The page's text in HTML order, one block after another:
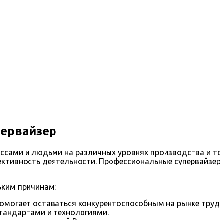
и людьми на различных уровнях производства и
деятельности. Профессиональные
причинам:
оставаться конкурентоспособным на рынке
и технологиями.